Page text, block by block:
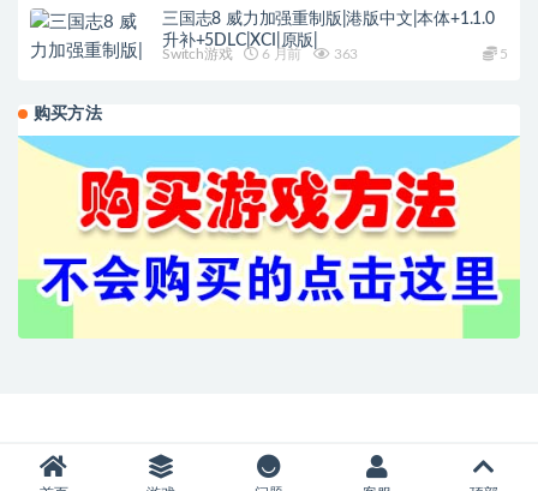
三国志8 威力加强重制版|港版中文|本体+1.1.0
升补+5DLC|XCI|原版|
Switch游戏 6 月前 363 5
购买方法